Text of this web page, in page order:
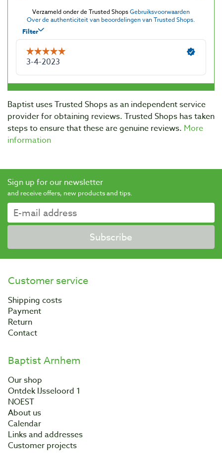
Baptist uses Trusted Shops as an independent service
provider for obtaining reviews. Trusted Shops has taken
steps to ensure that these are genuine reviews. More
information
Sign up for our newsletter
and receive offers, new products and tips.
Subscribe
Customer service
Shipping costs
Payment
Return
Contact
Baptist Arnhem
Our shop
Ontdek IJsseloord 1
NOEST
About us
Calendar
Links and addresses
Customer projects